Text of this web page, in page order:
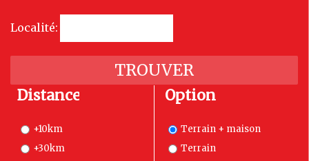
Localité:
Distance
+10km
+30km
Option
Terrain + maison
Terrain